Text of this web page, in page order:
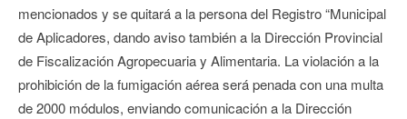
mencionados y se quitará a la persona del Registro “Municipal
de Aplicadores, dando aviso también a la Dirección Provincial
de Fiscalización Agropecuaria y Alimentaria. La violación a la
prohibición de la fumigación aérea será penada con una multa
de 2000 módulos, enviando comunicación a la Dirección